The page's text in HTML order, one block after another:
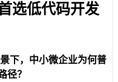
选低代码开发
下，中小微企业为何普
径？